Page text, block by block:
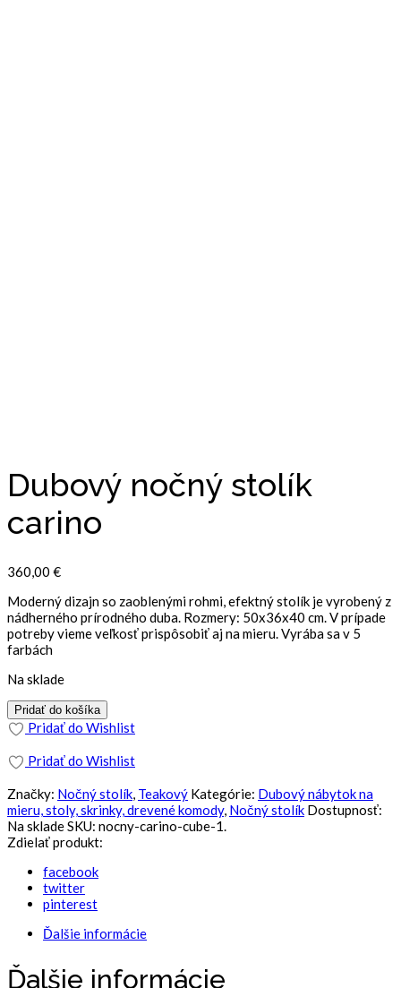
Dubový nočný stolík
carino
360,00 €
Moderný dizajn so zaoblenými rohmi, efektný stolík je vyrobený z
nádherného prírodného duba. Rozmery: 50x36x40 cm. V prípade
potreby vieme veľkosť prispôsobiť aj na mieru. Vyrába sa v 5
farbách
Na sklade
Pridať do košíka
Pridať do Wishlist
Pridať do Wishlist
Značky: Nočný stolík, Teakový Kategórie: Dubový nábytok na
mieru, stoly, skrinky, drevené komody, Nočný stolík Dostupnosť:
Na skladeSKU: nocny-carino-cube-1.
Zdielať produkt:
facebook
twitter
pinterest
Ďalšie informácie
Ďalšie informácie